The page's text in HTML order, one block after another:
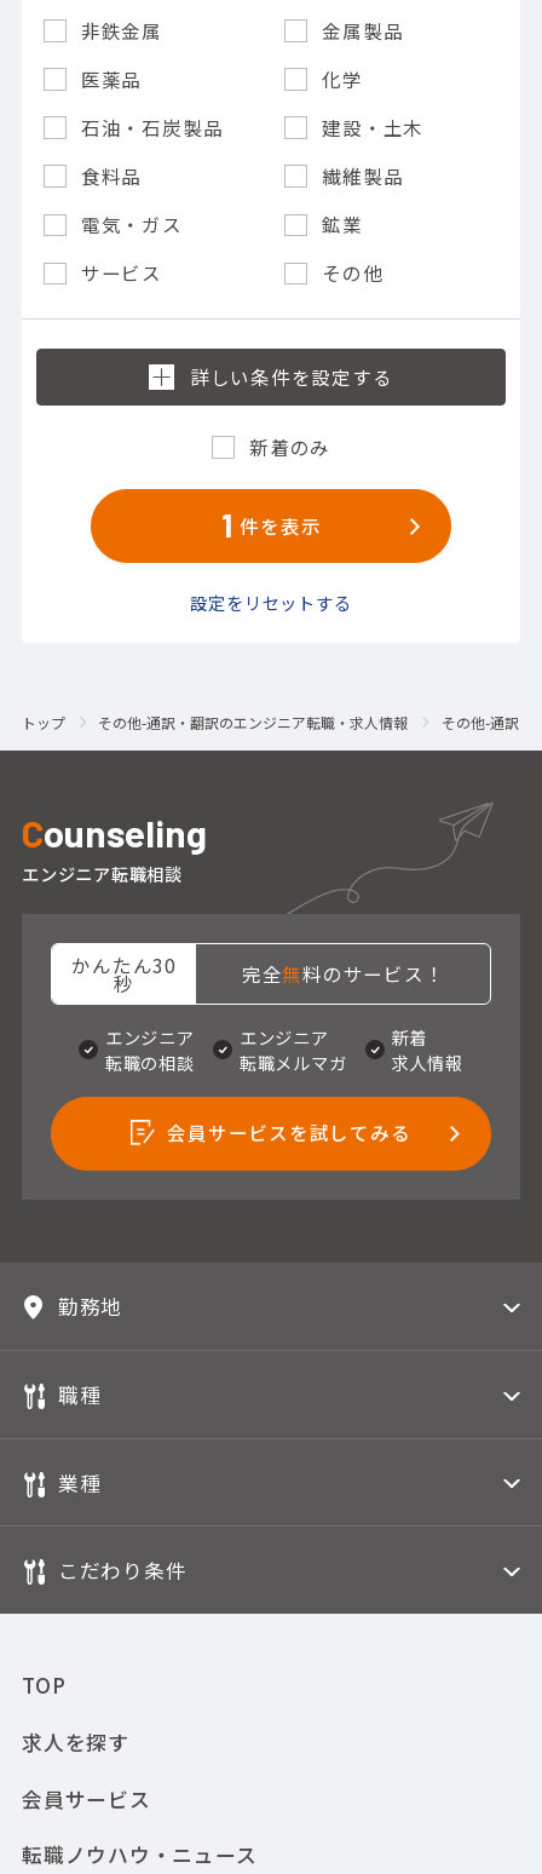
非鉄金属
金属製品
医薬品
化学
石油・石炭製品
建設・土木
食料品
繊維製品
電気・ガス
鉱業
サービス
その他
新着のみ
1 件を表示
設定をリセットする
トップ その他-通訳・翻訳のエンジニア転職・求人情報 その他-通訳・
Counseling
エンジニア転職相談
かんたん30
秒 完全無料のサービス！
エンジニア
転職の相談
エンジニア
転職メルマガ
新着
求人情報
会員サービスを試してみる
勤務地
職種
業種
こだわり条件
TOP
求人を探す
会員サービス
転職ノウハウ・ニュース